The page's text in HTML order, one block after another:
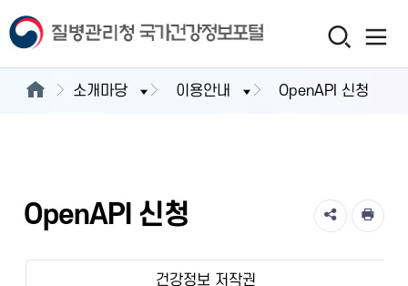
소개마당 이용안내 OpenAPI 신청
OpenAPI 신청
건강정보 저작권